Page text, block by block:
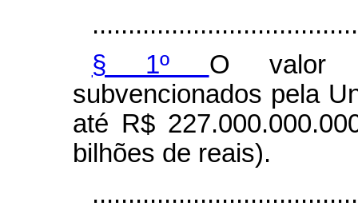
§ 1º O valor
subvencionados pela
até R$
bilhões de reais).